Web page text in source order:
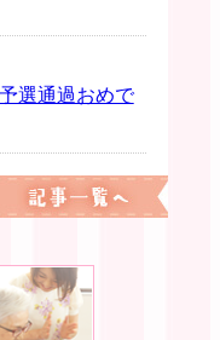
選通過おめで